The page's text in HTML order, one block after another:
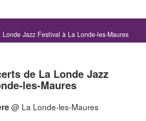
Jazz Festival à La Londe-les-Maures
de La Londe Jazz
les-Maures
@ La Londe-les-Maures